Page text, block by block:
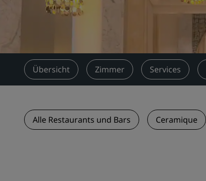
Übersicht Zimmer Services
Alle Restaurants und Bars Ceramique